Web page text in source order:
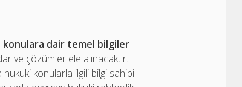
konulara dair temel bilgiler
ve çözümler ele alınacaktır.
konularla ilgili bilgi sahibi